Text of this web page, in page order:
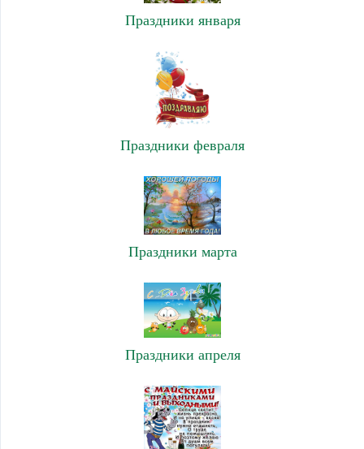
Праздники января
Праздники февраля
Праздники марта
Праздники апреля